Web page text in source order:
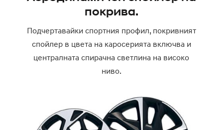
покрива.
Подчертавайки спортния профил, покривният
спойлер в цвета на каросерията включва и
централната спирачна светлина на високо
ниво.